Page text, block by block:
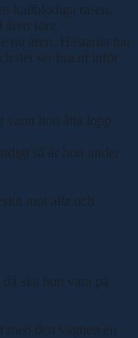
kallblodiga rasen.
före.
åren. Hästarna har
det ser bra ut inför
vann hon åtta lopp
så är hon under
mot alla och
ska hon vara på
den vagnen en